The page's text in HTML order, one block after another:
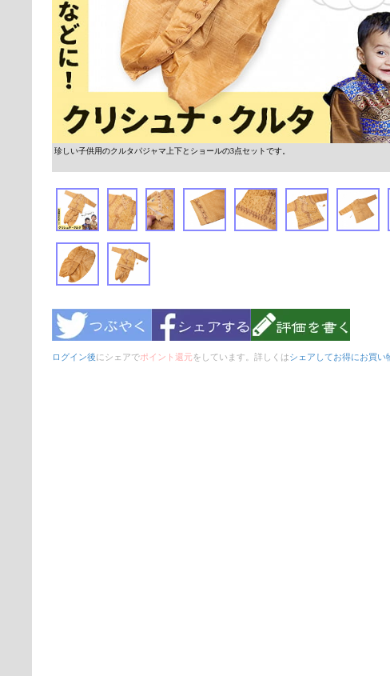
珍しい子供用のクルタパジャマ上下とショールの3点セットです。
ログイン後にシェアでポイント還元をしています。詳しくはシェアしてお得にお買い